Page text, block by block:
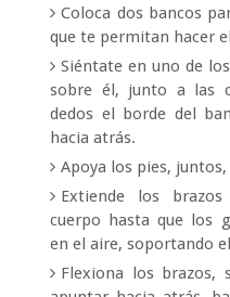
Coloca dos bancos
que te permitan hacer
Siéntate en uno de
sobre él, junto a las
dedos el borde del
hacia atrás.
Apoya los pies,
Extiende los
cuerpo hasta que los
en el aire, soportando
Flexiona los brazos,